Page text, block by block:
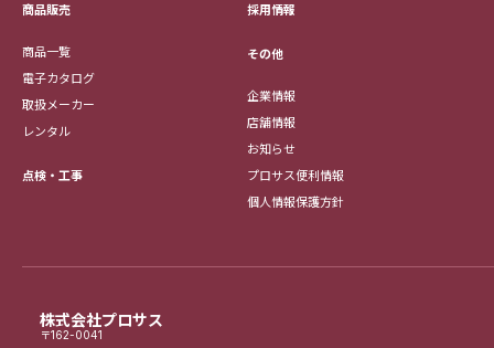
株式会社プロサス
〒162-0041
商品販売
商品一覧
電子カタログ
取扱メーカー
レンタル
点検・工事
採用情報
その他
企業情報
店舗情報
お知らせ
プロサス便利情報
個人情報保護方針